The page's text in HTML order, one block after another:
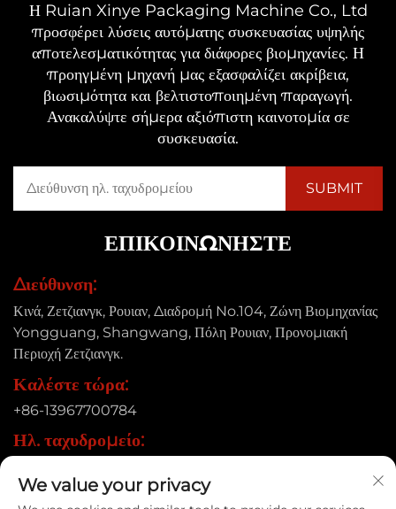
Η Ruian Xinye Packaging Machine Co., Ltd
προσφέρει λύσεις αυτόματης συσκευασίας υψηλής
αποτελεσματικότητας για διάφορες βιομηχανίες. Η
προηγμένη μηχανή μας εξασφαλίζει ακρίβεια,
βιωσιμότητα και βελτιστοποιημένη παραγωγή.
Ανακαλύψτε σήμερα αξιόπιστη καινοτομία σε
συσκευασία.
ΕΠΙΚΟΙΝΩΝΉΣΤΕ
Διεύθυνση:
Κινά, Ζετζιανγκ, Ρουιαν, Διαδρομή No.104, Ζώνη Βιομηχανίας
Yongguang, Shangwang, Πόλη Ρουιαν, Προνομιακή
Περιοχή Ζετζιανγκ.
Καλέστε τώρα:
+86-13967700784
Ηλ. ταχυδρομείο:
We value your privacy